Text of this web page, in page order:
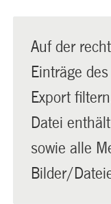
Auf der
Einträge
Export
Datei
sowie alle
Bilder/